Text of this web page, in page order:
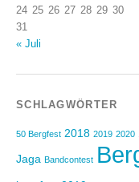
24 25 26 27 28 29 30
31
« Juli
SCHLAGWÖRTER
50 Bergfest 2018 2019 2020
Jaga Bandcontest